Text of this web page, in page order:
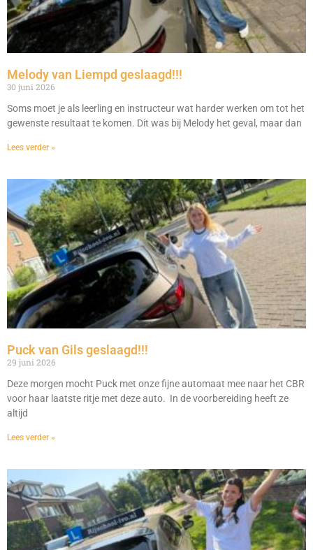
Melody van Liempd geslaagd!!!
30 juni 2026
Soms moet je als leerling en instructeur wat harder werken om tot het
gewenste resultaat te komen. Dit was bij Melody het geval, maar dan
Lees verder »
Puck van Gils geslaagd!!!
29 juni 2026
Deze morgen mocht Puck met onze fijne automaat mee naar het CBR
voor haar laatste ritje met deze auto. In de voorbereiding heeft ze
altijd
Lees verder »